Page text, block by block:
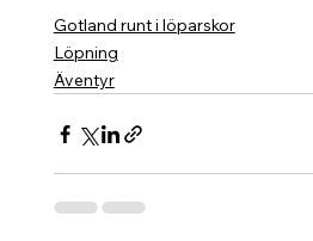
Gotland runt i löparskor
Löpning
Äventyr